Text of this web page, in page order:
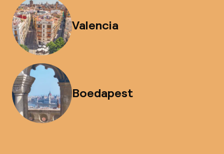
Valencia
Boedapest